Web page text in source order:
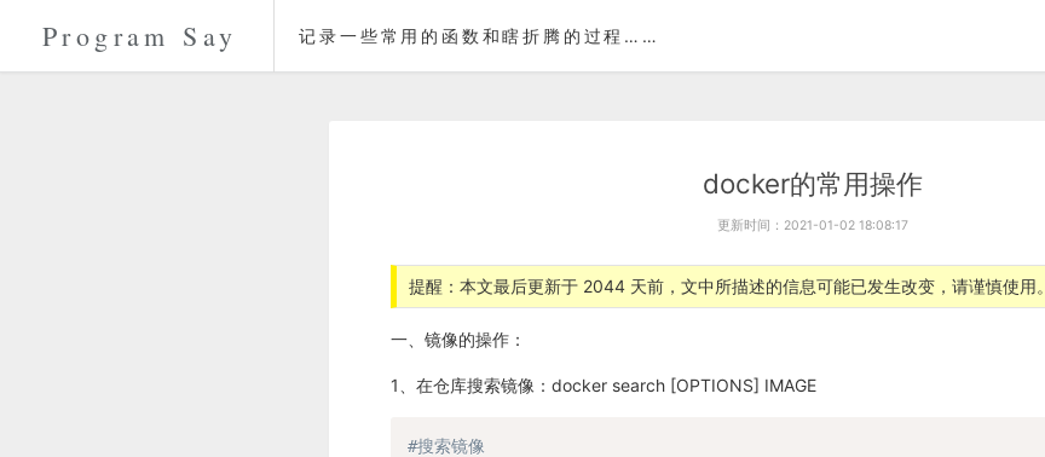
Program Say 记录一些常用的函数和瞎折腾的过程……
docker的常用操作
更新时间：2021-01-02 18:08:17
提醒：本文最后更新于 2044 天前，文中所描述的信息可能已发生改变，请谨慎使用。
一、镜像的操作：
1、在仓库搜索镜像：docker search [OPTIONS] IMAGE
#搜索镜像